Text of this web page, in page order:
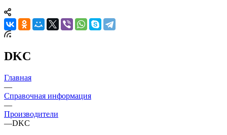
DKC
Главная
—
Справочная информация
—
Производители
—DKC